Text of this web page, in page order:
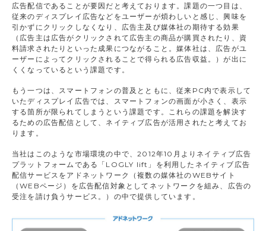
広告配信であることが要因だと考えております。課題の一つ目は、
従来のディスプレイ広告などをユーザーが煩わしいと感じ、興味を
引かずにクリックしなくなり、広告主及び媒体社の期待する効果
（広告主は広告がクリックされて広告主の商品が購買されたり、資
料請求されたりといった成果につながること。媒体社は、広告がユ
ーザーによってクリックされることで得られる広告収益。）が出に
くくなっているという課題です。
もう一つは、スマートフォンの普及とともに、従来PC内で表示して
いたディスプレイ広告では、スマートフォンの画面が小さく、表示
する箇所が限られてしまうという課題です。これらの課題を解決す
るための広告配信として、ネイティブ広告が活用されたと考えてお
ります。
当社はこのような市場環境の中で、2012年10月よりネイティブ広告
プラットフォームである「LOGLY lift」を利用したネイティブ広告
配信サービスをアドネットワーク（複数の媒体社のWEBサイト
（WEBページ）を広告配信対象としてネットワークを組み、広告の
受注を請け負うサービス。）の中で提供しています。